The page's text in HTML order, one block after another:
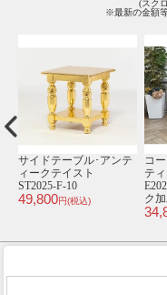
(スク
※最新の金額
サイドテーブル･アンテ
ィークテイスト
ST2025-F-10
49,800円(税込)
コ
テ
ク